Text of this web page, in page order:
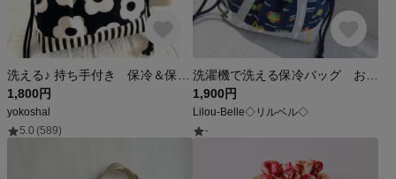
1,800円
yokoshal
5.0 (589)
1,900円
Lilou-Belle◇リルベル◇
-